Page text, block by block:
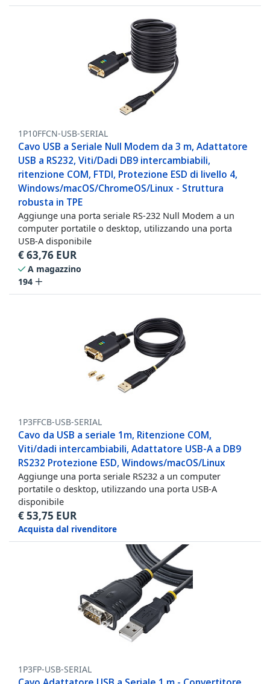
1P10FFCN-USB-SERIAL
Cavo USB a Seriale Null Modem da 3 m, Adattatore
USB a RS232, Viti/Dadi DB9 intercambiabili,
ritenzione COM, FTDI, Protezione ESD di livello 4,
Windows/macOS/ChromeOS/Linux - Struttura
robusta in TPE
Aggiunge una porta seriale RS-232 Null Modem a un
computer portatile o desktop, utilizzando una porta
USB-A disponibile
€63,76 EUR
A magazzino
194
1P3FFCB-USB-SERIAL
Cavo da USB a seriale 1m, Ritenzione COM,
Viti/dadi intercambiabili, Adattatore USB-A a DB9
RS232 Protezione ESD, Windows/macOS/Linux
Aggiunge una porta seriale RS232 a un computer
portatile o desktop, utilizzando una porta USB-A
disponibile
€53,75 EUR
Acquista dal rivenditore
1P3FP-USB-SERIAL